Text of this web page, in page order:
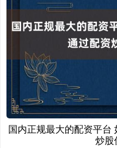
国内正规最大的配资平台
炒股